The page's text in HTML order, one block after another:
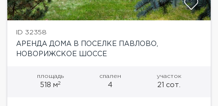
ID 32358
АРЕНДА ДОМА В ПОСЕЛКЕ ПАВЛОВО,
НОВОРИЖСКОЕ ШОССЕ
площадь
518 м2
спален
4
участок
21 сот.